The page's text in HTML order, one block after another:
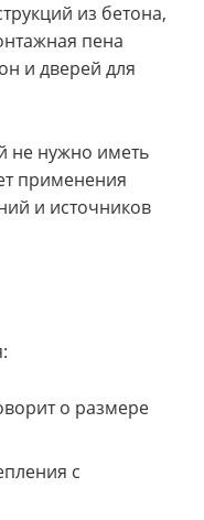
из бетона,
пена
и дверей для
не нужно иметь
применения
и источников
о размере
с